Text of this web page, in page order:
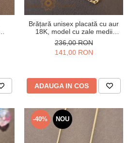
Brățară unisex placată cu aur
18K, model cu zale medii
cubice, 19 cm
236,00 RON
141,00 RON
ADAUGA IN COS
-40% NOU